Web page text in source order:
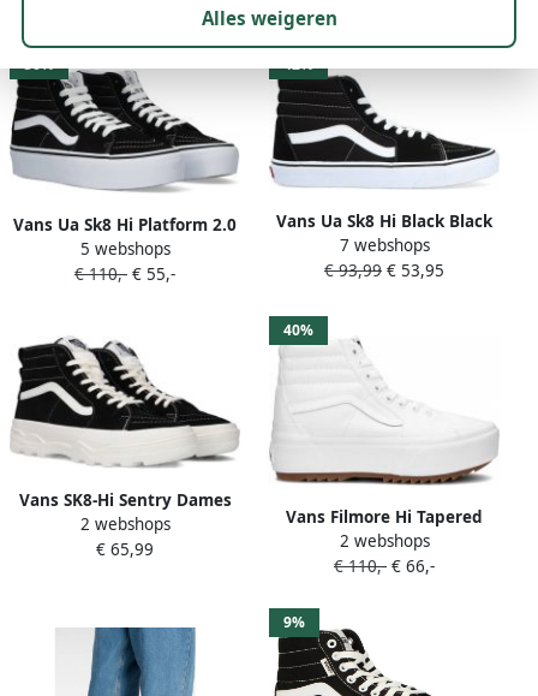
9 resultaten:
50%
Vans Ua Sk8 Hi Platform 2.0
Womens Black True White
Schoenmaat 36 1 2 Sneakers
5 webshops
€ 110,- € 55,-
42%
Vans Ua Sk8 Hi Black Black
White Schoenmaat 38 1 2
Sneakers VD5IB8C
7 webshops
€ 93,99 € 53,95
Vans SK8-Hi Sentry Dames
Sneakers Hoge Sneakers
Vrouwen schoenen zwart
2 webshops
€ 65,99
40%
Vans Filmore Hi Tapered
Platform Veterboot
Vrouwen Wit
2 webshops
€ 110,- € 66,-
9%
Alles weigeren